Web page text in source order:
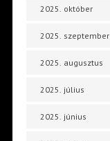
2025. október
2025. szeptember
2025. augusztus
2025. július
2025. június